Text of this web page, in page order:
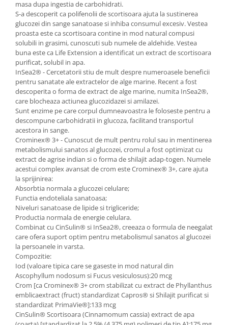
masa dupa ingestia de carbohidrati.
S-a descoperit ca polifenolii de scortisoara ajuta la sustinerea
glucozei din sange sanatoase si inhiba consumul excesiv. Vestea
proasta este ca scortisoara contine in mod natural compusi
solubili in grasimi, cunoscuti sub numele de aldehide. Vestea
buna este ca Life Extension a identificat un extract de scortisoara
purificat, solubil in apa.
InSea2® - Cercetatorii stiu de mult despre numeroasele beneficii
pentru sanatate ale extractelor de alge marine. Recent a fost
descoperita o forma de extract de alge marine, numita InSea2®,
care blocheaza actiunea glucozidazei si amilazei.
Sunt enzime pe care corpul dumneavoastra le foloseste pentru a
descompune carbohidratii in glucoza, facilitand transportul
acestora in sange.
Crominex® 3+ - Cunoscut de mult pentru rolul sau in mentinerea
metabolismului sanatos al glucozei, cromul a fost optimizat cu
extract de agrise indian si o forma de shilajit adap-togen. Numele
acestui complex avansat de crom este Crominex® 3+, care ajuta
la sprijinirea:
Absorbtia normala a glucozei celulare;
Functia endoteliala sanatoasa;
Niveluri sanatoase de lipide si trigliceride;
Productia normala de energie celulara.
Combinat cu CinSulin® si InSea2®, creeaza o formula de neegalat
care ofera suport optim pentru metabolismul sanatos al glucozei
la persoanele in varsta.
Compozitie:
Iod (valoare tipica care se gaseste in mod natural din
Ascophyllum nodosum si Fucus vesiculosus):20 mcg
Crom [ca Crominex® 3+ crom stabilizat cu extract de Phyllanthus
emblicaextract (fruct) standardizat Capros® si Shilajit purificat si
standardizat PrimaVie®]:133 mcg
CinSulin® Scortisoara (Cinnamomum cassia) extract de apa